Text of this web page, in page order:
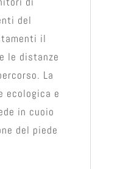
del
il
le distanze
La
ecologica e
in cuoio
del piede